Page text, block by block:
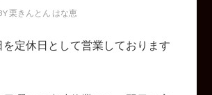
栗きんとん はな恵
定休日として営業しております